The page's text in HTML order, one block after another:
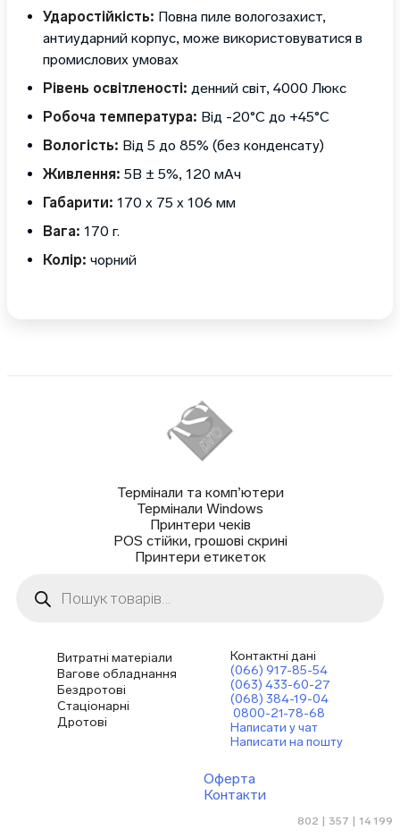
Ударостійкість: Повна пиле вологозахист,
антиударний корпус, може використовуватися в
промислових умовах
Рівень освітленості: денний світ, 4000 Люкс
Робоча температура: Від -20°C до +45°C
Вологість: Від 5 до 85% (без конденсату)
Живлення: 5В ± 5%, 120 мАч
Габарити: 170 x 75 x 106 мм
Вага: 170 г.
Колір: чорний
Термінали та комп’ютери
Термінали Windows
Принтери чеків
POS стійки, грошові скрині
Принтери етикеток
товарів
Витратні матеріали
Вагове обладнання
Бездротові
Стаціонарні
Дротові
Контактні дані
(066) 917-85-54
(063) 433-60-27
(068) 384-19-04
0800-21-78-68
Написати у чат
Написати на пошту
Оферта
Контакти
802 | 357 | 14 199